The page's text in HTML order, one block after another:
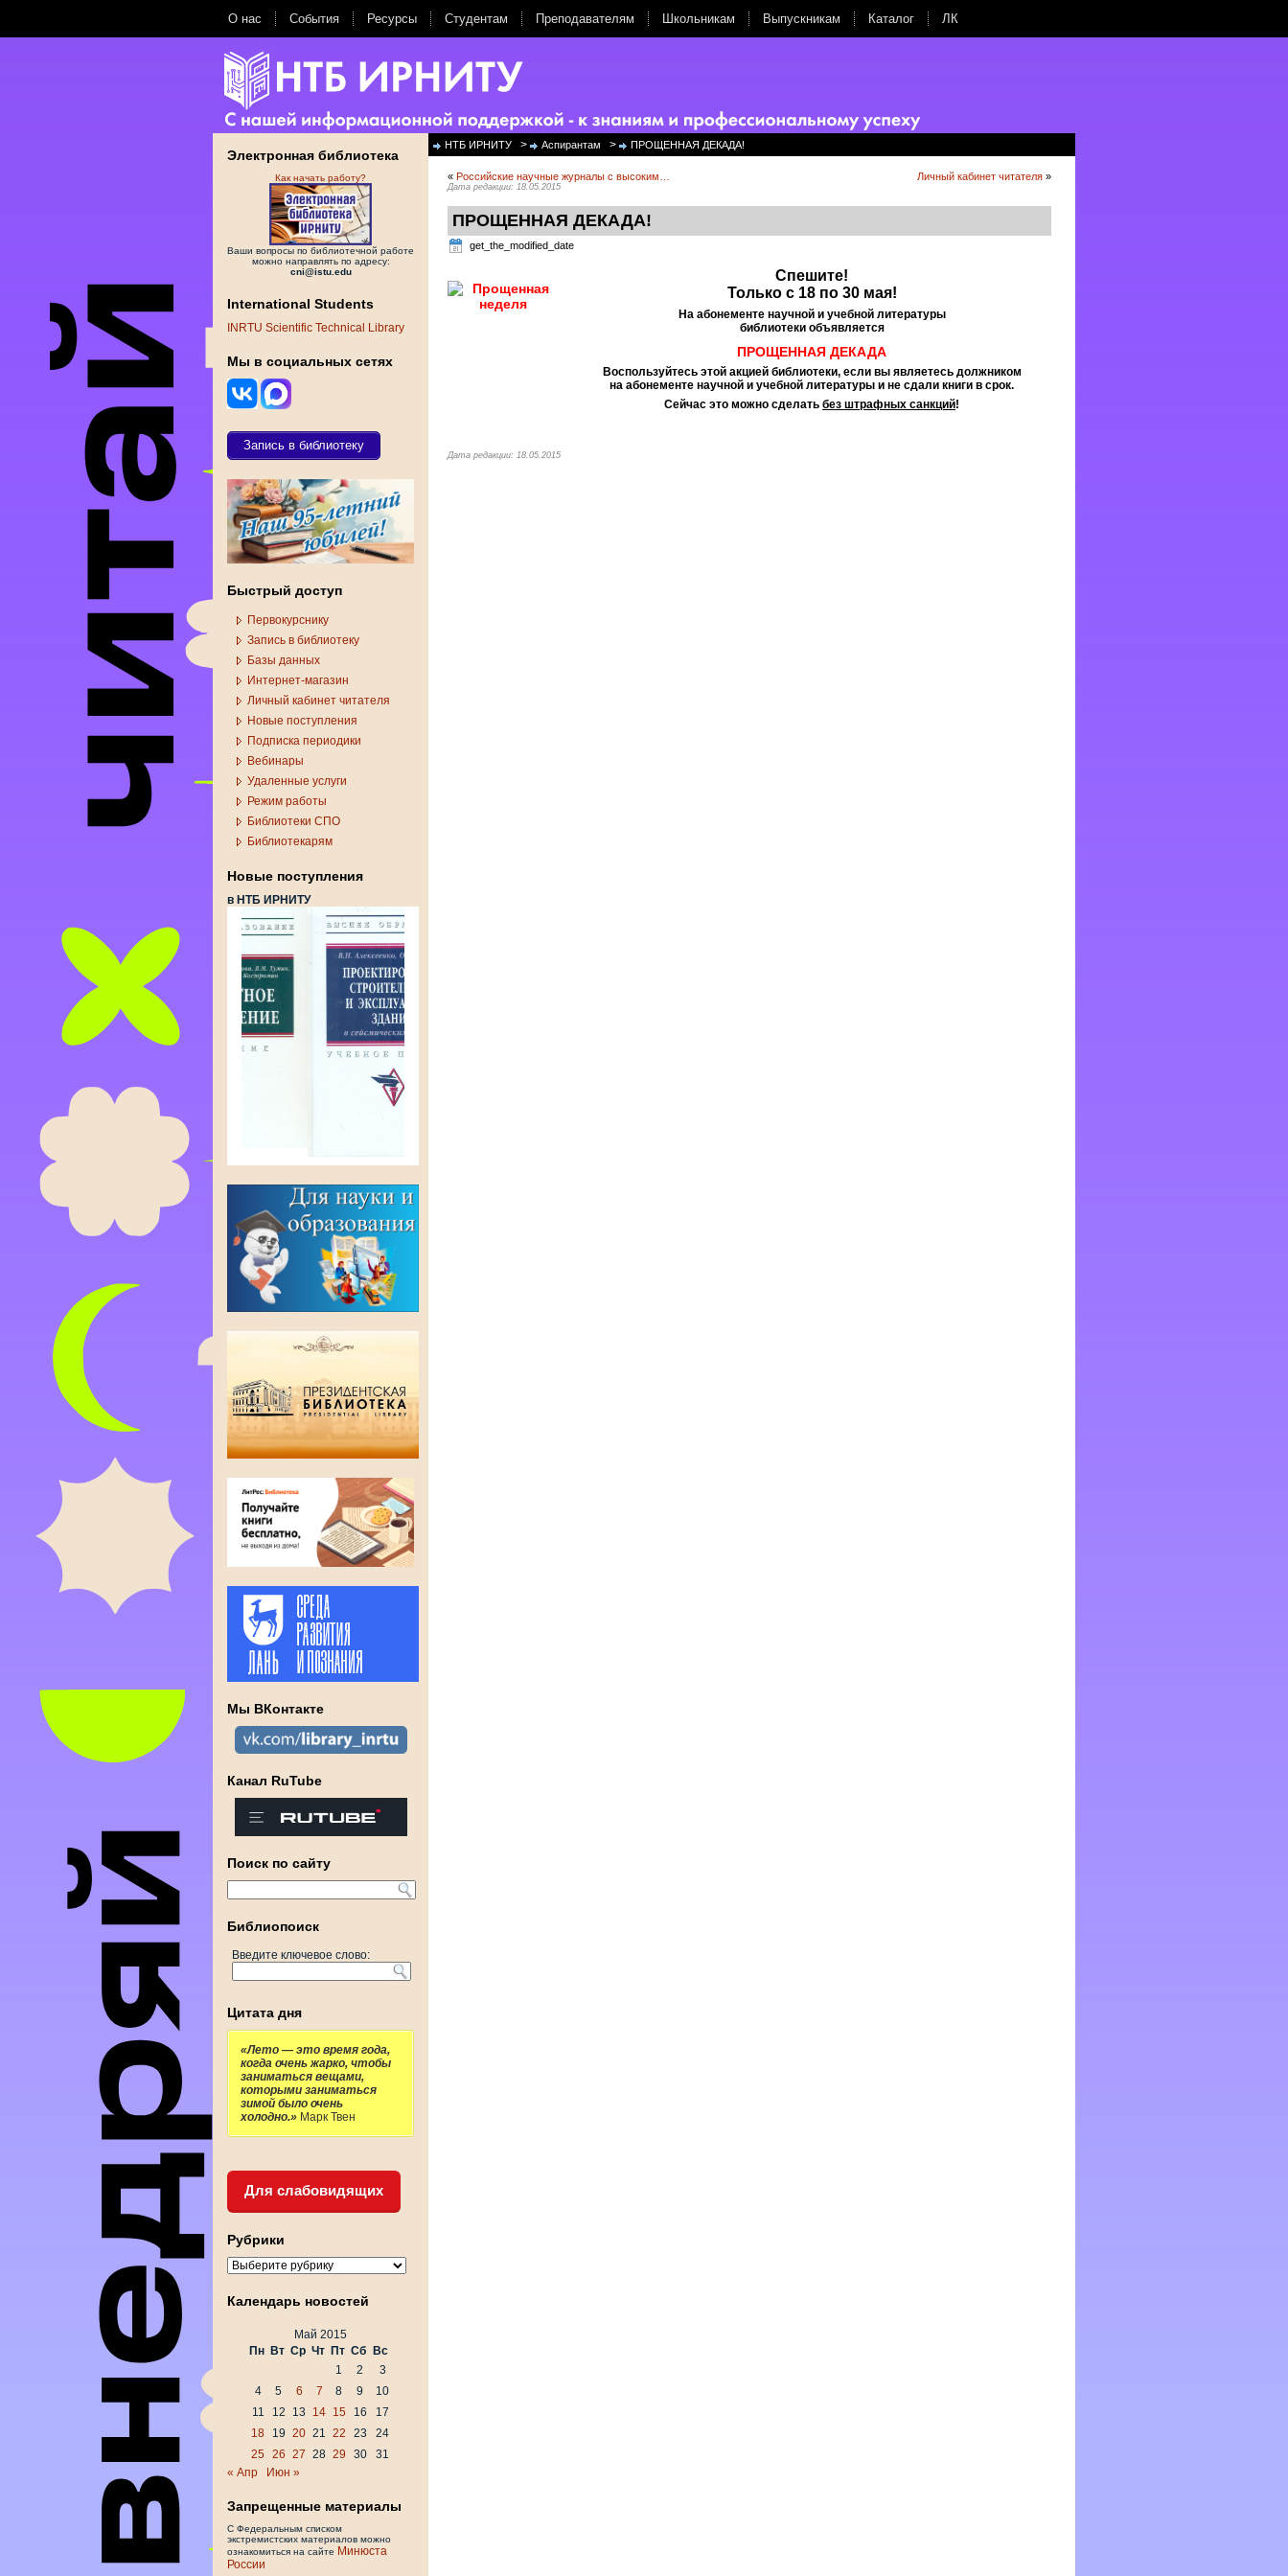
О нас События Ресурсы Студентам Преподавателям Школьникам Выпускникам Каталог ЛК
Электронная библиотека
Как начать работу?
Ваши вопросы по библиотечной работе
можно направлять по адресу:
cni@istu.edu
International Students
INRTU Scientific Technical Library
Мы в социальных сетях
Запись в библиотеку
Быстрый доступ
Первокурснику
Запись в библиотеку
Базы данных
Интернет-магазин
Личный кабинет читателя
Новые поступления
Подписка периодики
Вебинары
Удаленные услуги
Режим работы
Библиотеки СПО
Библиотекарям
Новые поступления
в НТБ ИРНИТУ
Мы ВКонтакте
Канал RuTube
Поиск по сайту
Библиопоиск
Введите ключевое слово:
Цитата дня
«Лето — это время года,
когда очень жарко, чтобы
заниматься вещами,
которыми заниматься
зимой было очень
холодно.» Марк Твен
Для слабовидящих
Рубрики
Рубрики
Календарь новостей
Май 2015
Пн Вт Ср Чт Пт Сб
Вс
1
2
3
4
5 6 7 8 9
10
11
12 13 14 15 16
17
18
19 20 21 22 23
24
25
26 27 28 29 30
31
« Апр
Июн »
Запрещенные материалы
С Федеральным списком
экстремистских материалов можно
ознакомиться на сайте Минюста
России
НТБ ИРНИТУ > Аспирантам > ПРОЩЕННАЯ ДЕКАДА!
« Российские научные журналы с высоким… Личный кабинет читателя »
Дата редакции: 18.05.2015
ПРОЩЕННАЯ ДЕКАДА!
get_the_modified_date
Спешите!
Только с 18 по 30 мая!
На абонементе научной и учебной литературы
библиотеки объявляется
ПРОЩЕННАЯ ДЕКАДА
Воспользуйтесь этой акцией библиотеки, если вы являетесь должником
на абонементе научной и учебной литературы и не сдали книги в срок.
Сейчас это можно сделать без штрафных санкций!
Дата редакции: 18.05.2015